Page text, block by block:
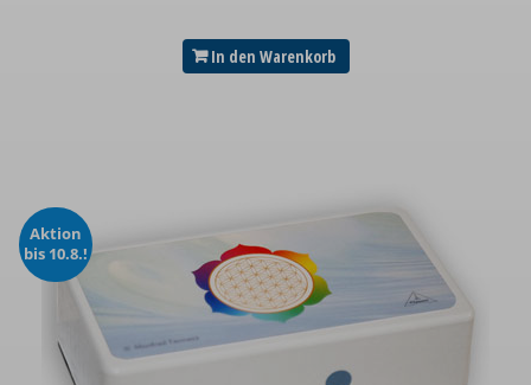
In den Warenkorb
Aktion
bis 10.8.!